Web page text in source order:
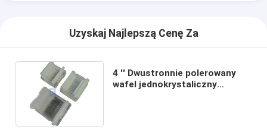
Uzyskaj Najlepszą Cenę Za
4 '' Dwustronnie polerowany
wafel jednokrystaliczny